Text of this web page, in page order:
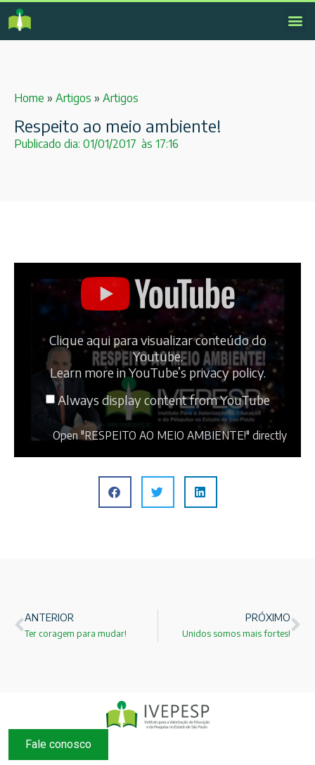
Home » Artigos » Artigos
Respeito ao meio ambiente!
Publicado dia: 01/01/2017 às 17:16
Clique aqui para visualizar conteúdo do
Youtube.
Learn more inYouTube’s privacy policy.
Always display content from YouTube
Open "RESPEITO AO MEIO AMBIENTE!" directly
ANTERIOR
Ter coragem para mudar!
PRÓXIMO
Unidos somos mais fortes!
Fale conosco